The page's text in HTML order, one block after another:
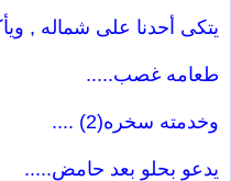
يتكى أحدنا على شماله ,
طعامه غصب.....
وخدمته سخره(2) ....
يدعو بحلو بعد حامض.....